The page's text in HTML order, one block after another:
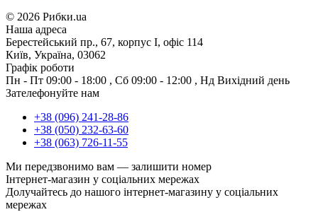
© 2026 Рибки.ua
Наша адреса
Берестейський пр., 67, корпус І, офіс 114
Київ, Україна, 03062
Графік роботи
Пн - Пт 09:00 - 18:00 , Сб 09:00 - 12:00 , Нд Вихідний день
Зателефонуйте нам
+38 (096) 241-28-86
+38 (050) 232-63-60
+38 (063) 726-11-55
Ми передзвонимо вам — залишити номер
Інтернет-магазин у соціальних мережах
Долучайтесь до нашого інтернет-магазину у соціальних
мережах